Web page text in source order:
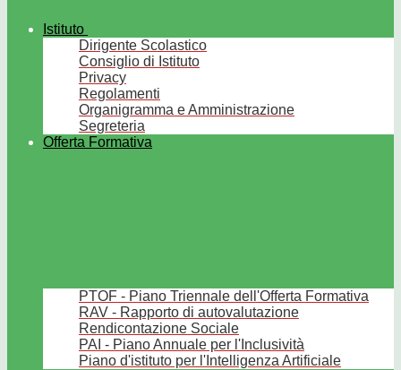
Istituto
Dirigente Scolastico
Consiglio di Istituto
Privacy
Regolamenti
Organigramma e Amministrazione
Segreteria
Offerta Formativa
PTOF - Piano Triennale dell'Offerta Formativa
RAV - Rapporto di autovalutazione
Rendicontazione Sociale
PAI - Piano Annuale per l'Inclusività
Piano d'istituto per l'Intelligenza Artificiale